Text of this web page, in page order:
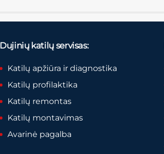
Dujinių katilų servisas:
Katilų apžiūra ir diagnostika
Katilų profilaktika
Katilų remontas
Katilų montavimas
Avarinė pagalba